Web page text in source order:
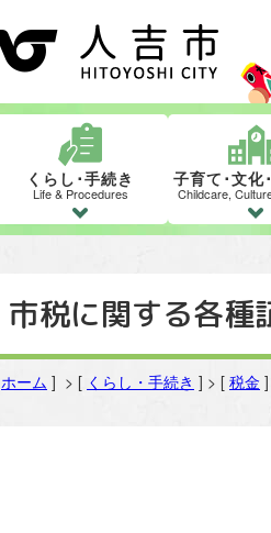
くらし･手続き
Life & Procedures
子育て･文化
Childcare,
市税に関する各種
ホーム ] > [ くらし・手続き ] > [ 税金